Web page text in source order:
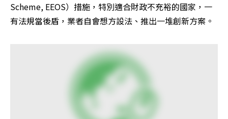
Scheme, EEOS）措施，特別適合財政不充裕的國家，一
有法規當後盾，業者自會想方設法、推出一堆創新方案。